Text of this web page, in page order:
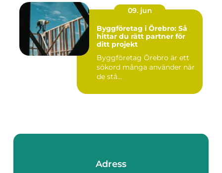
09. jun
Byggföretag i Örebro: Så
hittar du rätt partner för
ditt projekt
Byggföretag Örebro är ett
sökord många använder när
de stå...
Adress